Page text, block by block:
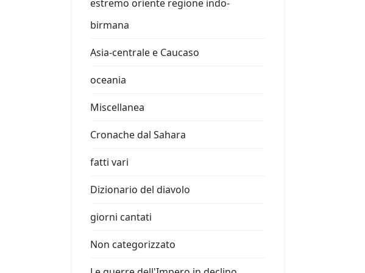
estremo oriente regione indo-
birmana
Asia-centrale e Caucaso
oceania
Miscellanea
Cronache dal Sahara
fatti vari
Dizionario del diavolo
giorni cantati
Non categorizzato